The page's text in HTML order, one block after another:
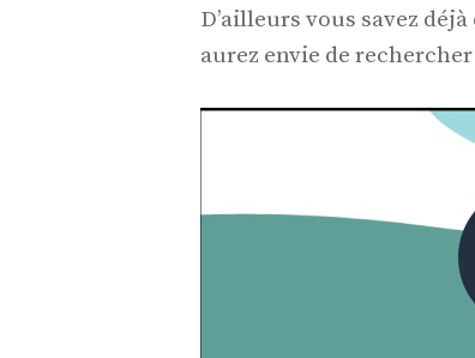
D’ailleurs vous savez
aurez envie de